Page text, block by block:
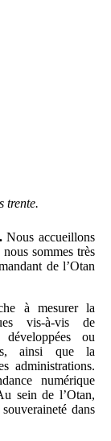
trente.
Nous accueillons
sommes très
de l’Otan
à mesurer la
vis-à-vis de
développées ou
ainsi que la
administrations.
numérique
sein de l’Otan,
dans